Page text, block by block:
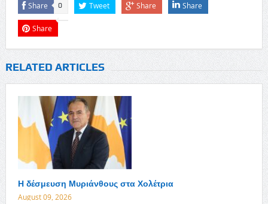
Share 0 Tweet Share Share
Share
RELATED ARTICLES
Η δέσμευση Μυριάνθους στα Χολέτρια
August 09, 2026